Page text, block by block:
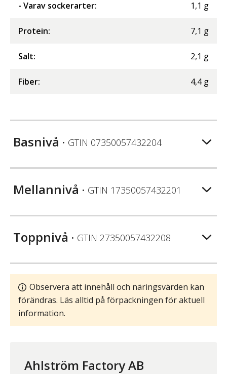
- Varav sockerarter: 1,1 g
Protein: 7,1 g
Salt: 2,1 g
Fiber: 4,4 g
Basnivå • GTIN 07350057432204
Mellannivå • GTIN 17350057432201
Toppnivå • GTIN 27350057432208
Observera att innehåll och näringsvärden kan
förändras. Läs alltid på förpackningen för aktuell
information.
Ahlström Factory AB